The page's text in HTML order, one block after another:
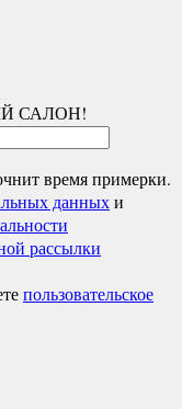
САЛОН!
время примерки.
данныхи
рассылки
пользовательское